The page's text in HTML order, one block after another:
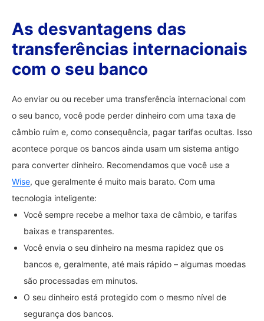
As desvantagens das
transferências internacionais
com o seu banco
Ao enviar ou ou receber uma transferência internacional com
o seu banco, você pode perder dinheiro com uma taxa de
câmbio ruim e, como consequência, pagar tarifas ocultas. Isso
acontece porque os bancos ainda usam um sistema antigo
para converter dinheiro. Recomendamos que você use a
Wise, que geralmente é muito mais barato. Com uma
tecnologia inteligente:
Você sempre recebe a melhor taxa de câmbio, e tarifas
baixas e transparentes.
Você envia o seu dinheiro na mesma rapidez que os
bancos e, geralmente, até mais rápido – algumas moedas
são processadas em minutos.
O seu dinheiro está protegido com o mesmo nível de
segurança dos bancos.